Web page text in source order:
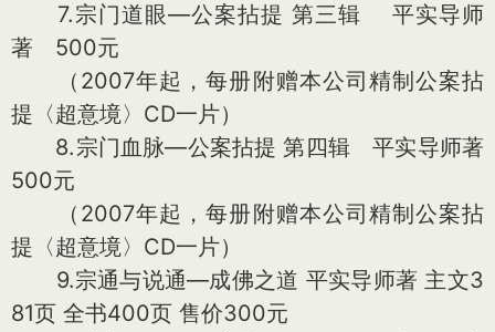
7.宗门道眼—公案拈提 第三辑 平实导师
著 500元
（2007年起，每册附赠本公司精制公案拈
提〈超意境〉CD一片）
8.宗门血脉—公案拈提 第四辑 平实导师著
500元
（2007年起，每册附赠本公司精制公案拈
提〈超意境〉CD一片）
9.宗通与说通—成佛之道 平实导师著 主文3
81页 全书400页 售价300元